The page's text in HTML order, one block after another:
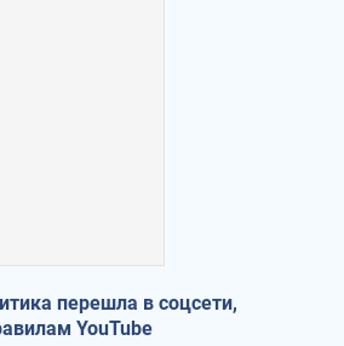
перешла в соцсети,
YouTube